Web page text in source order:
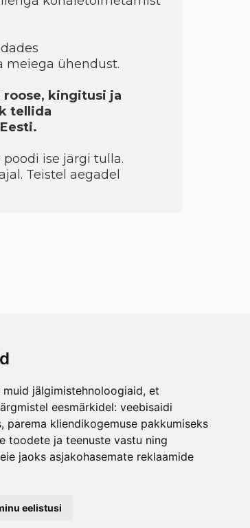
jälgimistehnoloogiaid, et
eesmärkidel: veebisaidi
, parema kliendikogemuse pakkumiseks
toodete ja teenuste vastu ning
jaoks asjakohasemate reklaamide
eelistusi
meiega ühendust.
kingitusi ja
tellida
ise järgi tulla.
Teistel aegadel